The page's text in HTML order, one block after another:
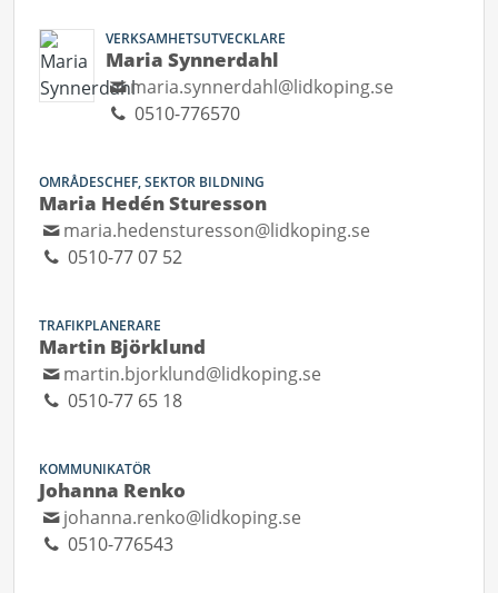
VERKSAMHETSUTVECKLARE
Maria Synnerdahl
maria.synnerdahl@lidkoping.se
0510-776570
OMRÅDESCHEF, SEKTOR BILDNING
Maria Hedén Sturesson
maria.hedensturesson@lidkoping.se
0510-77 07 52
TRAFIKPLANERARE
Martin Björklund
martin.bjorklund@lidkoping.se
0510-77 65 18
KOMMUNIKATÖR
Johanna Renko
johanna.renko@lidkoping.se
0510-776543